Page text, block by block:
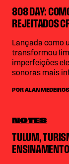
808 DAY:
REJEITADOS
Lançada como
transformou
imperfeições
sonoras mais
POR ALAN MEDEIROS
NOTES
TULUM,